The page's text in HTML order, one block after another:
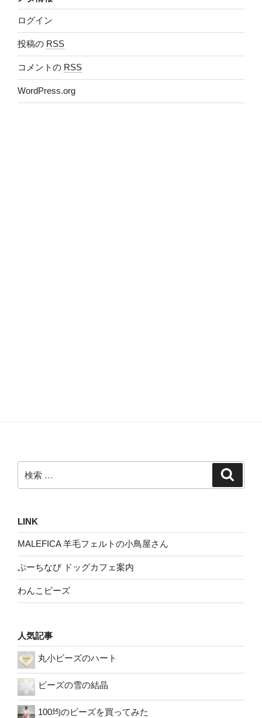
ログイン
投稿の RSS
コメントの RSS
WordPress.org
索:
LINK
MALEFICA 羊毛フェルトの小鳥屋さん
ぷーちなび ドッグカフェ案内
わんこビーズ
人気記事
丸小ビーズのハート
ビーズの雪の結晶
100均のビーズを買ってみた